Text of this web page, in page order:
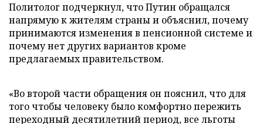
Политолог подчеркнул, что Путин обращался
напрямую к жителям страны и объяснил, почему
принимаются изменения в пенсионной системе и
почему нет других вариантов кроме
предлагаемых правительством.
«Во второй части обращения он пояснил, что для
того чтобы человеку было комфортно пережить
переходный десятилетний период, все льготы